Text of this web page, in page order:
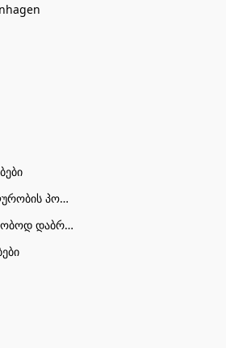
კონფიდენციალურობის პოლიტიკა
საქონლის უპირობოდ დაბრუნების პირობები